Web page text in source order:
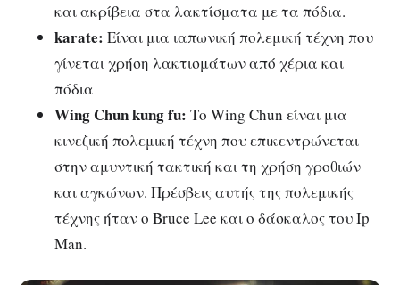
και ακρίβεια στα λακτίσματα με τα πόδια.
karate: Είναι μια ιαπωνική πολεμική τέχνη που
γίνεται χρήση λακτισμάτων από χέρια και
πόδια
Wing Chun kung fu: Το Wing Chun είναι μια
κινεζική πολεμική τέχνη που επικεντρώνεται
στην αμυντική τακτική και τη χρήση γροθιών
και αγκώνων. Πρέσβεις αυτής της πολεμικής
τέχνης ήταν ο Bruce Lee και ο δάσκαλος του Ip
Man.